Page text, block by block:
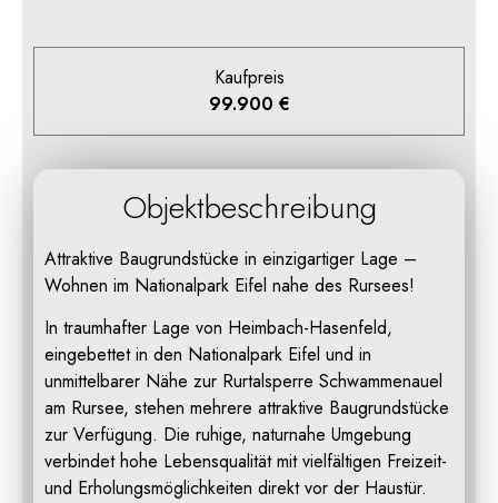
Kaufpreis
99.900 €
Objektbeschreibung
Attraktive Baugrundstücke in einzigartiger Lage –
Wohnen im Nationalpark Eifel nahe des Rursees!
In traumhafter Lage von Heimbach-Hasenfeld,
eingebettet in den Nationalpark Eifel und in
unmittelbarer Nähe zur Rurtalsperre Schwammenauel
am Rursee, stehen mehrere attraktive Baugrundstücke
zur Verfügung. Die ruhige, naturnahe Umgebung
verbindet hohe Lebensqualität mit vielfältigen Freizeit-
und Erholungsmöglichkeiten direkt vor der Haustür.